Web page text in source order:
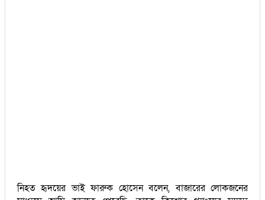
নিহত হৃদয়ের ভাই ফারুক হোসেন বলেন, বাজারের লোকজনের